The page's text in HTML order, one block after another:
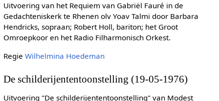
Uitvoering van het Requiem van Gabriël Fauré in de
Gedachteniskerk te Rhenen olv Yoav Talmi door Barbara
Hendricks, sopraan; Robert Holl, bariton; het Groot
Omroepkoor en het Radio Filharmonisch Orkest.
Regie Wilhelmina Hoedeman
De schilderijententoonstelling (19-05-1976)
Uitvoering "De schilderijententoonstelling" van Modest